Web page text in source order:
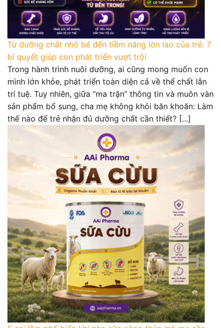
Từ dưỡng chất nhỏ bé đến tiềm năng lớn lao của trẻ: 7
bí quyết giúp con phát triển vượt trội
Trong hành trình nuôi dưỡng, ai cũng mong muốn con
mình lớn khỏe, phát triển toàn diện cả về thể chất lẫn
trí tuệ. Tuy nhiên, giữa “ma trận” thông tin và muôn vàn
sản phẩm bổ sung, cha mẹ không khỏi băn khoăn: Làm
thế nào để trẻ nhận đủ dưỡng chất cần thiết? [...]